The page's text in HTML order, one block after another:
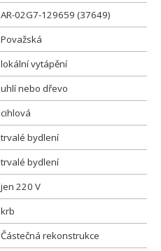
AR-02G7-129659 (37649)
Považská
lokální vytápění
uhlí nebo dřevo
cihlová
trvalé bydlení
trvalé bydlení
jen 220 V
krb
Částečná rekonstrukce